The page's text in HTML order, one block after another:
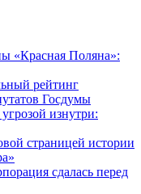
«Красная Поляна»:
рейтинг
Госдумы
изнутри:
страницей истории
сдалась перед